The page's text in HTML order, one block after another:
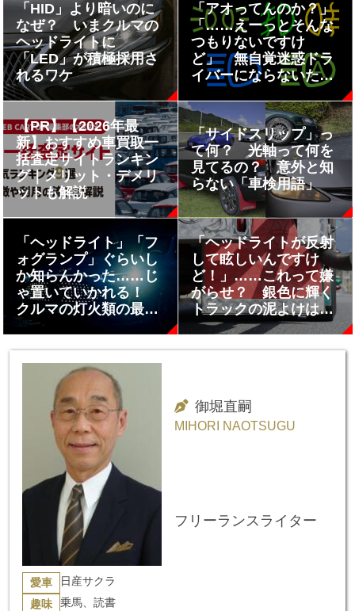
「HID」より暗いのに
なぜ？ いまクルマの
ヘッドライトに
「LED」が積極採用さ
れるワケ
「アオってんのか？」
「……えーっとそんな
つもりないですけ
ど」 無自覚迷惑ドラ
イバーにならないため
に知っておくべき「ラ
イト関係」のメーター
表示
【PR】【2026年最
新】おすすめ車買取一
括査定サイトランキン
グ｜メリット・デメリ
ットも解説
「サイドスリップ」っ
て何？ 光軸って何を
見てるの？ 意外と知
らない「車検用語」
「ヘッドライト」「フ
ォグランプ」ぐらいし
か知らんかった……じ
ゃ置いていかれる！
クルマの灯火類の最新
用語がめちゃくちゃア
「ヘッドライトが反射
して眩しいんですけ
ど！」……これって嫌
がらせ？ 銀色に輝く
トラックの泥よけは安
全のためだった!!
御堀直嗣
MIHORI NAOTSUGU
フリーランスライター
愛車 日産サクラ
趣味 乗馬、読書